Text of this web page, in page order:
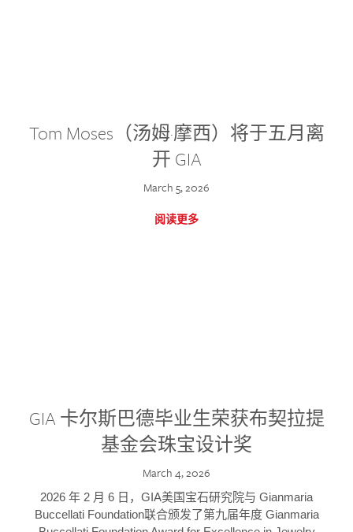
Tom Moses（汤姆·摩西）将于五月离
开 GIA
March 5, 2026
阅读更多
GIA 卡尔斯巴德毕业生荣获布契拉提
基金会珠宝设计奖
March 4, 2026
2026 年 2 月 6 日，GIA美国宝石研究院与 Gianmaria
Buccellati Foundation联合颁发了第九届年度 Gianmaria